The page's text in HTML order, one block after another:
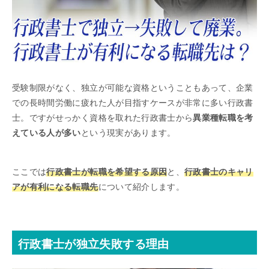
受験制限がなく、独立が可能な資格ということもあって、企業
での長時間労働に疲れた人が目指すケースが非常に多い行政書
士。ですがせっかく資格を取れた行政書士から異業種転職を考
えている人が多いという現実があります。
ここでは行政書士が転職を希望する原因と、行政書士のキャリ
アが有利になる転職先について紹介します。
行政書士が独立失敗する理由